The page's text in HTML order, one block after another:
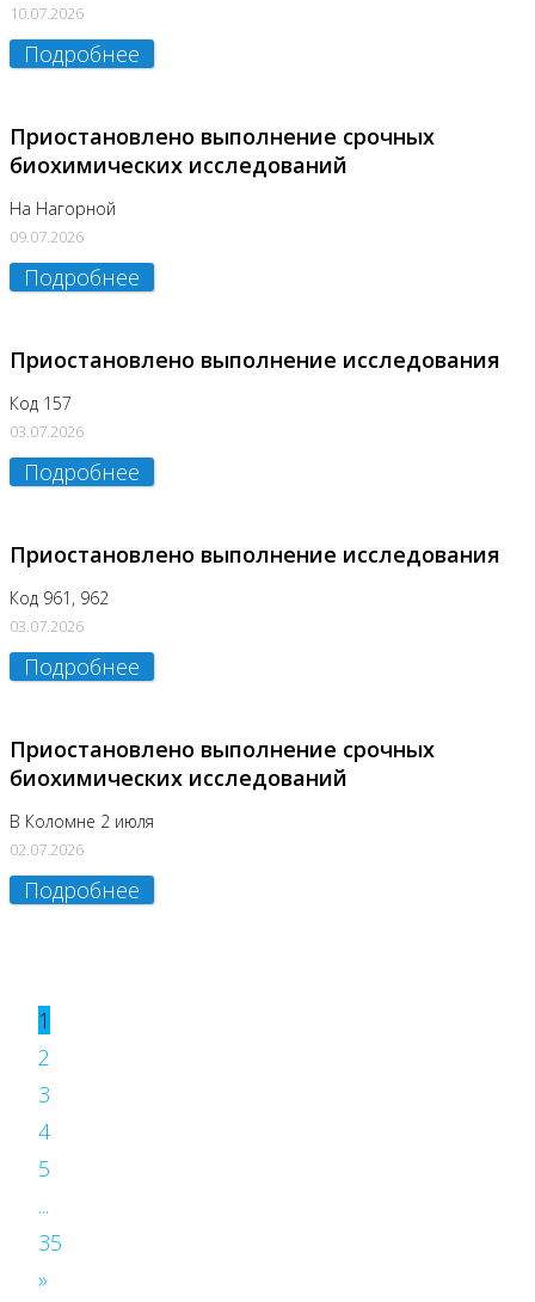
10.07.2026
Подробнее
Приостановлено выполнение срочных
биохимических исследований
На Нагорной
09.07.2026
Подробнее
Приостановлено выполнение исследования
Код 157
03.07.2026
Подробнее
Приостановлено выполнение исследования
Код 961, 962
03.07.2026
Подробнее
Приостановлено выполнение срочных
биохимических исследований
В Коломне 2 июля
02.07.2026
Подробнее
1
2
3
4
5
...
35
»